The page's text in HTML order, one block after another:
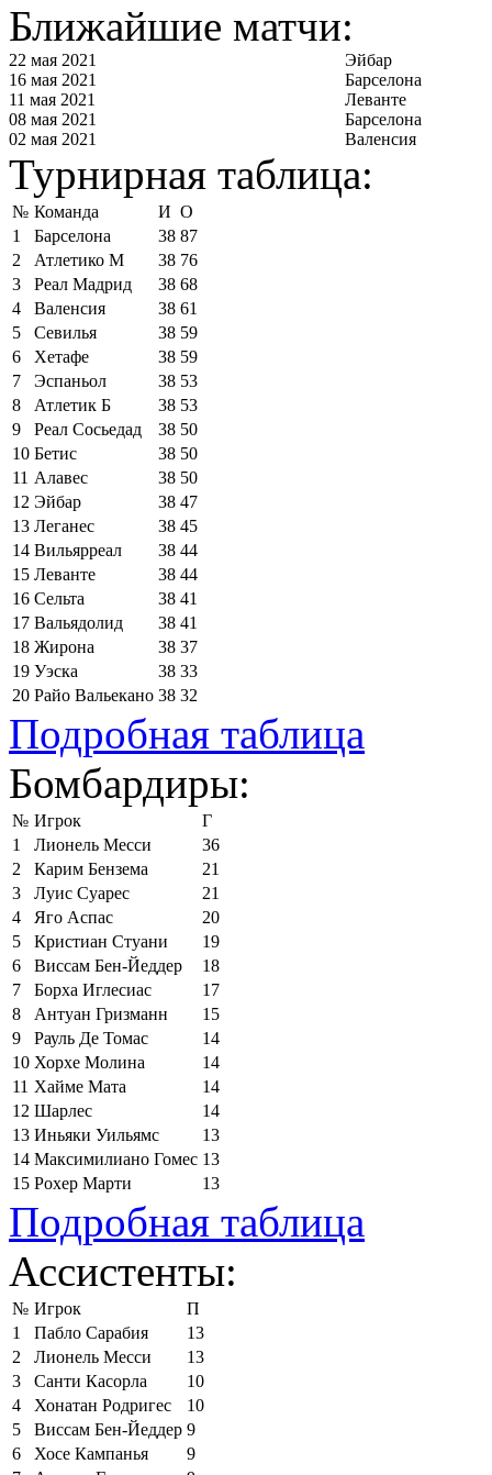
Ближайшие матчи:
22 мая 2021
Эйбар
16 мая 2021
Барселона
11 мая 2021
Леванте
08 мая 2021
Барселона
02 мая 2021
Валенсия
Турнирная таблица:
№ Команда И О
1
Барселона 38 87
2
Атлетико М 38 76
3
Реал Мадрид 38 68
4
Валенсия 38 61
5
Севилья 38 59
6
Хетафе 38 59
7
Эспаньол 38 53
8
Атлетик Б 38 53
9
Реал Сосьедад 38 50
10 Бетис 38 50
11 Алавес 38 50
12 Эйбар 38 47
13 Леганес 38 45
14 Вильярреал 38 44
15 Леванте 38 44
16 Сельта 38 41
17 Вальядолид 38 41
18 Жирона 38 37
19 Уэска 38 33
20 Райо Вальекано 38 32
Подробная таблица
Бомбардиры:
№ Игрок
Г
1
Лионель Месси
36
2
Карим Бензема
21
3
Луис Суарес
21
4
Яго Аспас
20
5
Кристиан Стуани
19
6
Виссам Бен-Йеддер
18
7
Борха Иглесиас
17
8
Антуан Гризманн
15
9
Рауль Де Томас
14
10 Хорхе Молина
14
11 Хайме Мата
14
12 Шарлес
14
13 Иньяки Уильямс
13
14 Максимилиано Гомес 13
15 Рохер Марти 13
Подробная таблица
Ассистенты:
№ Игрок
П
1
Пабло Сарабия
13
2
Лионель Месси
13
3
Санти Касорла
10
4
Хонатан Родригес
10
5
Виссам Бен-Йеддер 9
6
Хосе Кампанья
9